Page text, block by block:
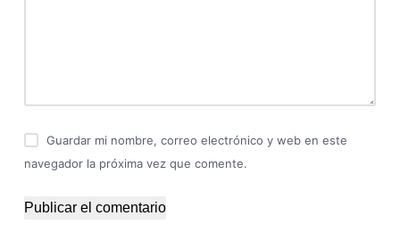
Guardar mi nombre, correo electrónico y web en este
navegador la próxima vez que comente.
Publicar el comentario